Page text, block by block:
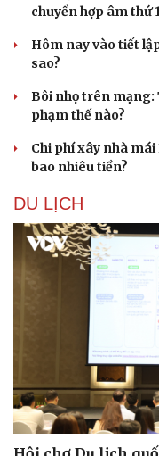
Sức khỏe
Dinh dưỡng - món ngon
Cây thuốc
Nhi khoa
Nam khoa
Làm đẹp - giảm cân
Phòng mạch online
Ăn sạch sống khỏe
chuyển hợp âm thứ
Hôm nay vào tiết
sao?
Bôi nhọ trên mạng:
phạm thế nào?
Chi phí xây nhà
bao nhiêu tiền?
DU LỊCH